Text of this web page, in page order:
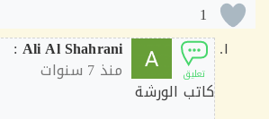
1
Ali Al Shahrani
:
منذ
كاتب الورشة